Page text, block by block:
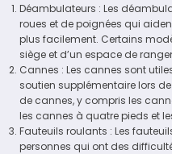
Déambulateurs : Les
roues et de poignées qui
plus facilement. Certains
siège et d’un espace de
Cannes : Les cannes sont
soutien supplémentaire lors
de cannes, y compris les
les cannes à quatre pieds et
Fauteuils roulants : Les
personnes qui ont des